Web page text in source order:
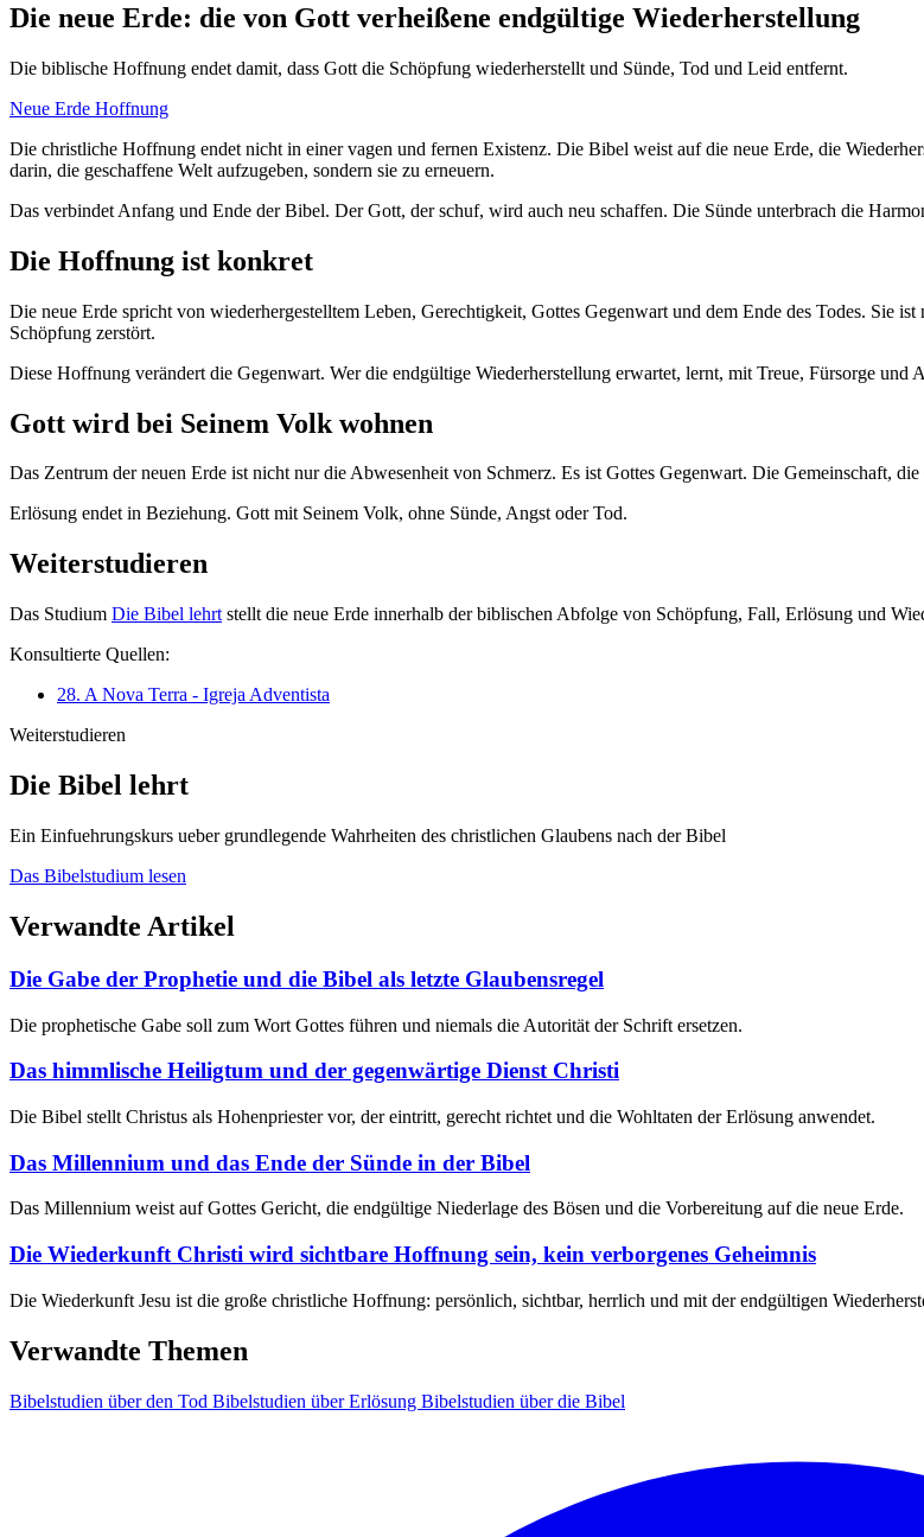
Die neue Erde: die von Gott verheißene endgültige Wiederherstellung
Die biblische Hoffnung endet damit, dass Gott die Schöpfung wiederherstellt und Sünde, Tod und Leid entfernt.
Neue Erde Hoffnung
Die christliche Hoffnung endet nicht in einer vagen und fernen Existenz. Die Bibel weist auf die neue Erde, die
darin, die geschaffene Welt aufzugeben, sondern sie zu erneuern.
Das verbindet Anfang und Ende der Bibel. Der Gott, der schuf, wird auch neu schaffen. Die Sünde unterbrach die
Die Hoffnung ist konkret
Die neue Erde spricht von wiederhergestelltem Leben, Gerechtigkeit, Gottes Gegenwart und dem Ende des Todes. Sie
Schöpfung zerstört.
Diese Hoffnung verändert die Gegenwart. Wer die endgültige Wiederherstellung erwartet, lernt, mit Treue, Fürsorge und
Gott wird bei Seinem Volk wohnen
Das Zentrum der neuen Erde ist nicht nur die Abwesenheit von Schmerz. Es ist Gottes Gegenwart. Die Gemeinschaft,
Erlösung endet in Beziehung. Gott mit Seinem Volk, ohne Sünde, Angst oder Tod.
Weiterstudieren
Das Studium Die Bibel lehrt stellt die neue Erde innerhalb der biblischen Abfolge von Schöpfung, Fall, Erlösung und
Konsultierte Quellen:
28. A Nova Terra - Igreja Adventista
Weiterstudieren
Die Bibel lehrt
Ein Einfuehrungskurs ueber grundlegende Wahrheiten des christlichen Glaubens nach der Bibel
Das Bibelstudium lesen
Verwandte Artikel
Die Gabe der Prophetie und die Bibel als letzte Glaubensregel
Die prophetische Gabe soll zum Wort Gottes führen und niemals die Autorität der Schrift ersetzen.
Das himmlische Heiligtum und der gegenwärtige Dienst Christi
Die Bibel stellt Christus als Hohenpriester vor, der eintritt, gerecht richtet und die Wohltaten der Erlösung anwendet.
Das Millennium und das Ende der Sünde in der Bibel
Das Millennium weist auf Gottes Gericht, die endgültige Niederlage des Bösen und die Vorbereitung auf die neue Erde.
Die Wiederkunft Christi wird sichtbare Hoffnung sein, kein verborgenes Geheimnis
Die Wiederkunft Jesu ist die große christliche Hoffnung: persönlich, sichtbar, herrlich und mit der endgültigen
Verwandte Themen
Bibelstudien über den Tod Bibelstudien über Erlösung Bibelstudien über die Bibel